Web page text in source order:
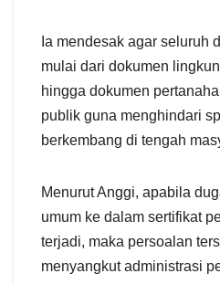
Ia mendesak agar seluruh
mulai dari dokumen
hingga dokumen
publik guna menghindari
berkembang di tengah
Menurut Anggi, apabila
umum ke dalam sertifikat
terjadi, maka persoalan
menyangkut administrasi